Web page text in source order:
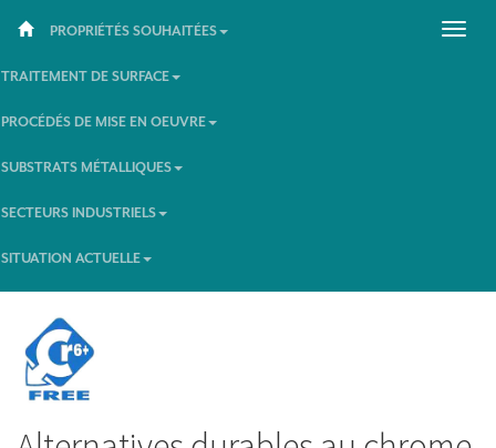
PROPRIÉTÉS SOUHAITÉES
TRAITEMENT DE SURFACE
PROCÉDÉS DE MISE EN OEUVRE
SUBSTRATS MÉTALLIQUES
SECTEURS INDUSTRIELS
SITUATION ACTUELLE